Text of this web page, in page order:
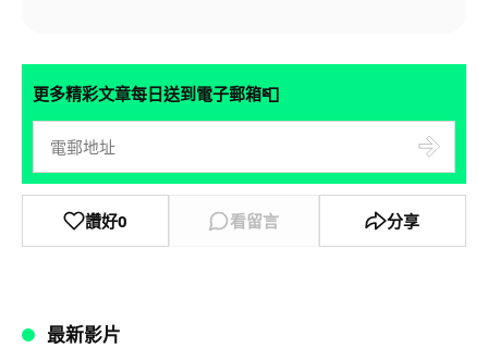
更多精彩文章每日送到電子郵箱📮
讚好0 看留言 分享
最新影片